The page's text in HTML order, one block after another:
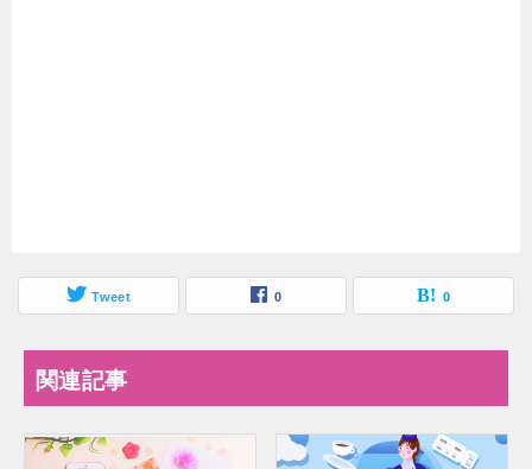
Tweet 0 0
関連記事